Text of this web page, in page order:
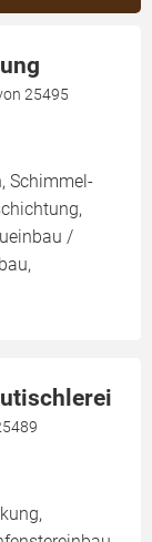
25495
Schimmel-
/